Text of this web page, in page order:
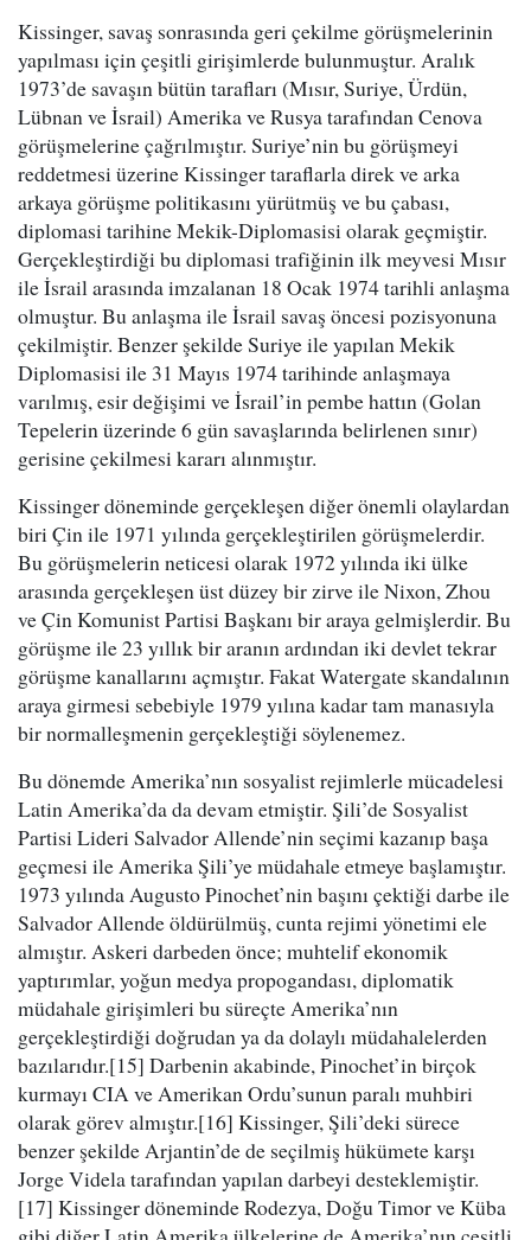
Kissinger, savaş sonrasında geri çekilme görüşmelerinin
yapılması için çeşitli girişimlerde bulunmuştur. Aralık
1973’de savaşın bütün tarafları (Mısır, Suriye, Ürdün,
Lübnan ve İsrail) Amerika ve Rusya tarafından Cenova
görüşmelerine çağrılmıştır. Suriye’nin bu görüşmeyi
reddetmesi üzerine Kissinger taraflarla direk ve arka
arkaya görüşme politikasını yürütmüş ve bu çabası,
diplomasi tarihine Mekik-Diplomasisi olarak geçmiştir.
Gerçekleştirdiği bu diplomasi trafiğinin ilk meyvesi Mısır
ile İsrail arasında imzalanan 18 Ocak 1974 tarihli anlaşma
olmuştur. Bu anlaşma ile İsrail savaş öncesi pozisyonuna
çekilmiştir. Benzer şekilde Suriye ile yapılan Mekik
Diplomasisi ile 31 Mayıs 1974 tarihinde anlaşmaya
varılmış, esir değişimi ve İsrail’in pembe hattın (Golan
Tepelerin üzerinde 6 gün savaşlarında belirlenen sınır)
gerisine çekilmesi kararı alınmıştır.
Kissinger döneminde gerçekleşen diğer önemli olaylardan
biri Çin ile 1971 yılında gerçekleştirilen görüşmelerdir.
Bu görüşmelerin neticesi olarak 1972 yılında iki ülke
arasında gerçekleşen üst düzey bir zirve ile Nixon, Zhou
ve Çin Komunist Partisi Başkanı bir araya gelmişlerdir. Bu
görüşme ile 23 yıllık bir aranın ardından iki devlet tekrar
görüşme kanallarını açmıştır. Fakat Watergate skandalının
araya girmesi sebebiyle 1979 yılına kadar tam manasıyla
bir normalleşmenin gerçekleştiği söylenemez.
Bu dönemde Amerika’nın sosyalist rejimlerle mücadelesi
Latin Amerika’da da devam etmiştir. Şili’de Sosyalist
Partisi Lideri Salvador Allende’nin seçimi kazanıp başa
geçmesi ile Amerika Şili’ye müdahale etmeye başlamıştır.
1973 yılında Augusto Pinochet’nin başını çektiği darbe ile
Salvador Allende öldürülmüş, cunta rejimi yönetimi ele
almıştır. Askeri darbeden önce; muhtelif ekonomik
yaptırımlar, yoğun medya propogandası, diplomatik
müdahale girişimleri bu süreçte Amerika’nın
gerçekleştirdiği doğrudan ya da dolaylı müdahalelerden
bazılarıdır.[15] Darbenin akabinde, Pinochet’in birçok
kurmayı CIA ve Amerikan Ordu’sunun paralı muhbiri
olarak görev almıştır.[16] Kissinger, Şili’deki sürece
benzer şekilde Arjantin’de de seçilmiş hükümete karşı
Jorge Videla tarafından yapılan darbeyi desteklemiştir.
[17] Kissinger döneminde Rodezya, Doğu Timor ve Küba